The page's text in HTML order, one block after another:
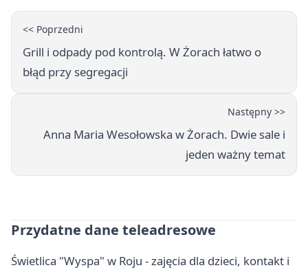
<< Poprzedni
Grill i odpady pod kontrolą. W Żorach łatwo o
błąd przy segregacji
Następny >>
Anna Maria Wesołowska w Żorach. Dwie sale i
jeden ważny temat
Przydatne dane teleadresowe
Świetlica "Wyspa" w Roju - zajęcia dla dzieci, kontakt i